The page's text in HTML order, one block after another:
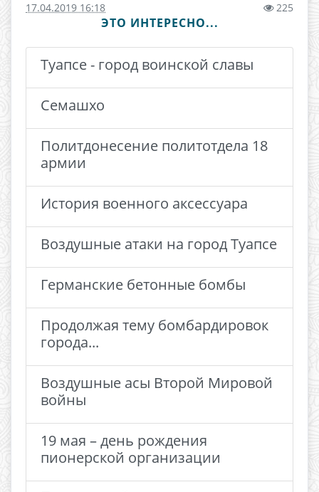
17.04.2019 16:18 225
ЭТО ИНТЕРЕСНО...
Туапсе - город воинской славы
Семашхо
Политдонесение политотдела 18
армии
История военного аксессуара
Воздушные атаки на город Туапсе
Германские бетонные бомбы
Продолжая тему бомбардировок
города...
Воздушные асы Второй Мировой
войны
19 мая – день рождения
пионерской организации